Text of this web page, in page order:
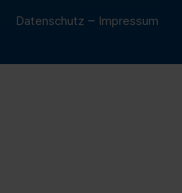
Datenschutz – Impressum